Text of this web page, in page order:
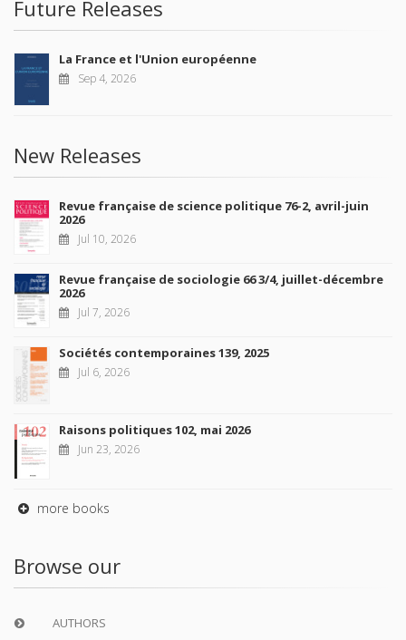
Future Releases
La France et l'Union européenne
Sep 4, 2026
New Releases
Revue française de science politique 76-2, avril-juin
2026
Jul 10, 2026
Revue française de sociologie 66 3/4, juillet-décembre
2026
Jul 7, 2026
Sociétés contemporaines 139, 2025
Jul 6, 2026
Raisons politiques 102, mai 2026
Jun 23, 2026
more books
Browse our
AUTHORS